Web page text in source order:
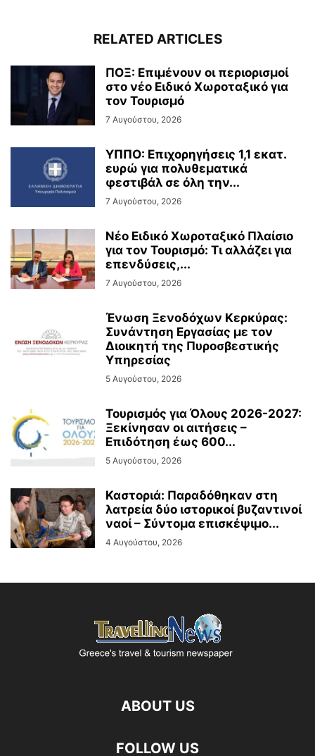
RELATED ARTICLES
ΠΟΞ: Επιμένουν οι περιορισμοί
στο νέο Ειδικό Χωροταξικό για
τον Τουρισμό
7 Αυγούστου, 2026
ΥΠΠΟ: Επιχορηγήσεις 1,1 εκατ.
ευρώ για πολυθεματικά
φεστιβάλ σε όλη την...
7 Αυγούστου, 2026
Νέο Ειδικό Χωροταξικό Πλαίσιο
για τον Τουρισμό: Τι αλλάζει για
επενδύσεις,...
7 Αυγούστου, 2026
Ένωση Ξενοδόχων Κερκύρας:
Συνάντηση Εργασίας με τον
Διοικητή της Πυροσβεστικής
Υπηρεσίας
5 Αυγούστου, 2026
Τουρισμός για Όλους 2026-2027:
Ξεκίνησαν οι αιτήσεις –
Επιδότηση έως 600...
5 Αυγούστου, 2026
Καστοριά: Παραδόθηκαν στη
λατρεία δύο ιστορικοί βυζαντινοί
ναοί – Σύντομα επισκέψιμο...
4 Αυγούστου, 2026
ABOUT US
FOLLOW US